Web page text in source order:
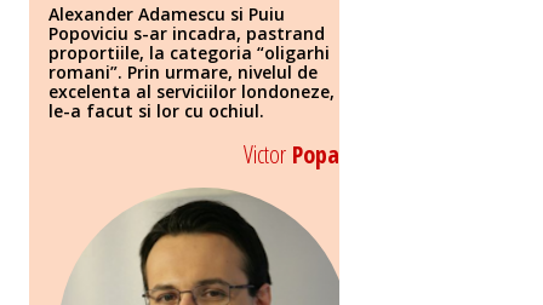
Alexander Adamescu si Puiu
Popoviciu s-ar incadra, pastrand
proportiile, la categoria “oligarhi
romani”. Prin urmare, nivelul de
excelenta al serviciilor londoneze,
le-a facut si lor cu ochiul.
Victor Popa